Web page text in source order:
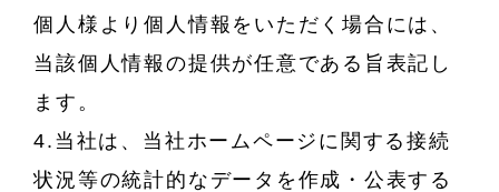
個人様より個人情報をいただく場合には、
当該個人情報の提供が任意である旨表記し
ます。
4.当社は、当社ホームページに関する接続
状況等の統計的なデータを作成・公表する